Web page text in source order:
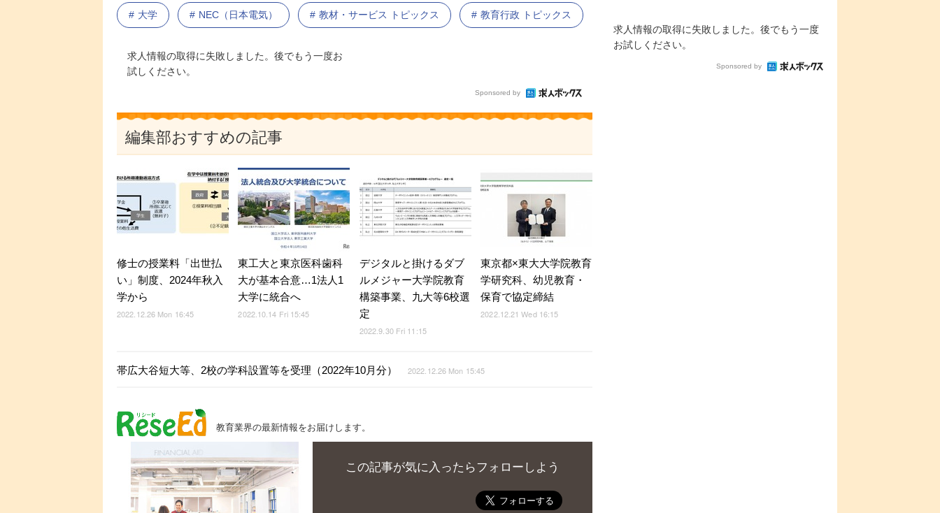
大学 NEC（日本電気） 教材・サービス トピックス 教育行政 トピックス
求人情報の取得に失敗しました。後でもう一度お
試しください。
Sponsored by
編集部おすすめの記事
修士の授業料「出世払
い」制度、2024年秋入
学から
2022.12.26 Mon 16:45
東工大と東京医科歯科
大が基本合意…1法人1
大学に統合へ
2022.10.14 Fri 15:45
デジタルと掛けるダブ
ルメジャー大学院教育
構築事業、九大等6校選
定
2022.9.30 Fri 11:15
東京都×東大大学院教育
学研究科、幼児教育・
保育で協定締結
2022.12.21 Wed 16:15
帯広大谷短大等、2校の学科設置等を受理（2022年10月分） 2022.12.26 Mon 15:45
教育業界の最新情報をお届けします。
この記事が気に入ったらフォローしよう
求人情報の取得に失敗しました。後でもう一度
お試しください。
Sponsored by